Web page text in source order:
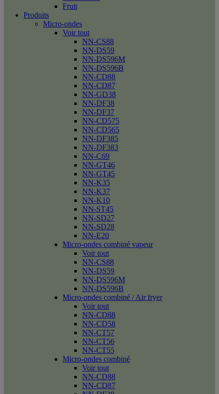
Fruit
Produits
Micro-ondes
Voir tout
NN-CS88
NN-DS59
NN-DS596M
NN-DS596B
NN-CD88
NN-CD87
NN-GD38
NN-DF38
NN-DF37
NN-CD575
NN-CD565
NN-DF385
NN-DF383
NN-C69
NN-GT46
NN-GT45
NN-K35
NN-K37
NN-K10
NN-ST45
NN-SD27
NN-SD28
NN-E20
Micro-ondes combiné vapeur
Voir tout
NN-CS88
NN-DS59
NN-DS596M
NN-DS596B
Micro-ondes combiné / Air fryer
Voir tout
NN-CD88
NN-CD58
NN-CT57
NN-CT56
NN-CT55
Micro-ondes combiné
Voir tout
NN-CD88
NN-CD87